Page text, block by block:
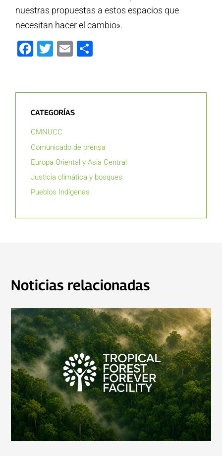
nuestras propuestas a estos espacios que
necesitan hacer el cambio».
Facebook
Twitter
Email
CATEGORÍAS
CMNUCC
Comunicado de prensa
Europa Oriental y Asia Central
Justicia climática y bosques
Pueblos Indígenas
Noticias relacionadas